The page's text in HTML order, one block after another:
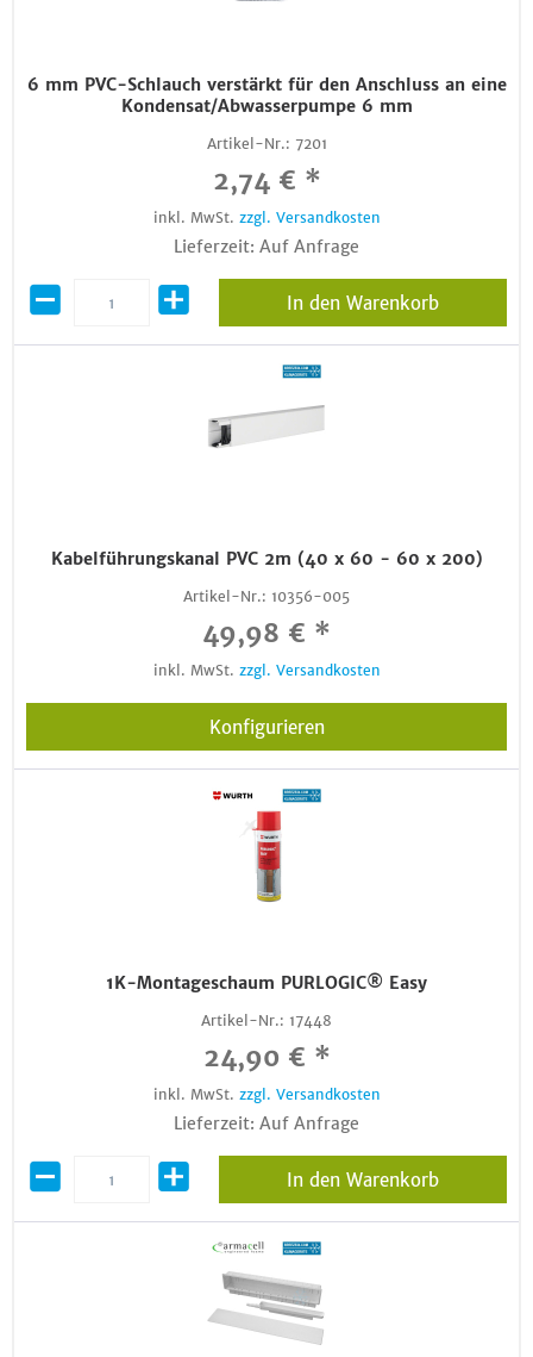
6 mm PVC-Schlauch verstärkt für den Anschluss an eine
Kondensat/Abwasserpumpe 6 mm
Artikel-Nr.: 7201
2,74 € *
inkl. MwSt. zzgl. Versandkosten
Lieferzeit: Auf Anfrage
In den Warenkorb
Kabelführungskanal PVC 2m (40 x 60 - 60 x 200)
Artikel-Nr.: 10356-005
49,98 € *
inkl. MwSt. zzgl. Versandkosten
Konfigurieren
1K-Montageschaum PURLOGIC® Easy
Artikel-Nr.: 17448
24,90 € *
inkl. MwSt. zzgl. Versandkosten
Lieferzeit: Auf Anfrage
In den Warenkorb